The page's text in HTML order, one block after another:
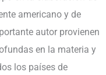
americano y de
autor provienen
en la materia y
los países de